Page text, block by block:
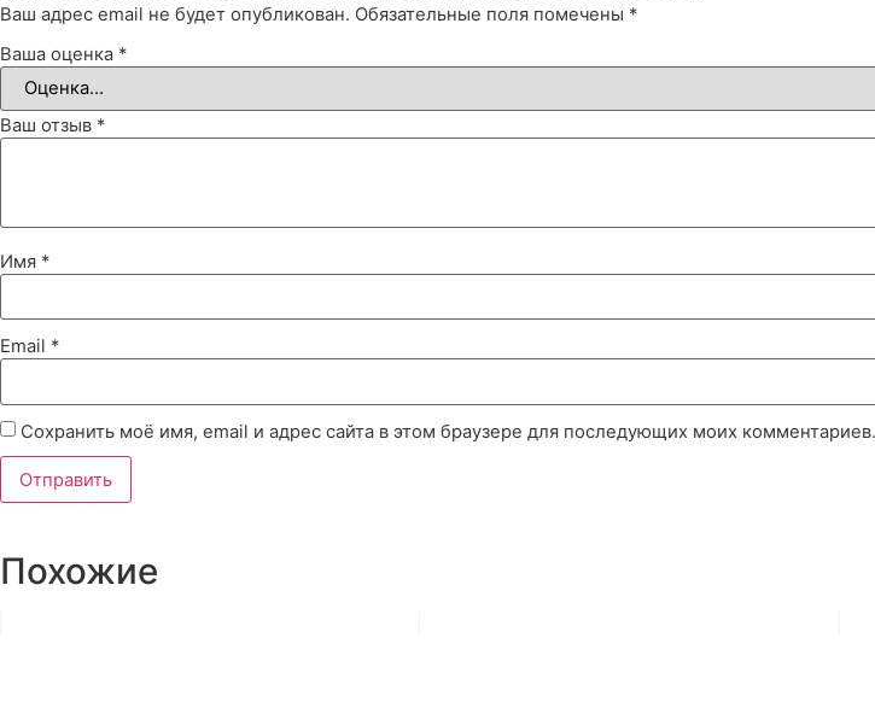
Ваш адрес email не будет опубликован. Обязательные поля помечены *
Ваша оценка *
Ваш отзыв *
Имя *
Email *
Сохранить моё имя, email и адрес сайта в этом браузере для последующих моих комментариев.
Похожие